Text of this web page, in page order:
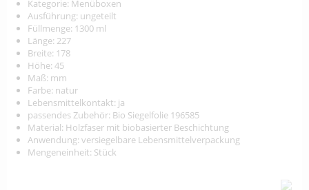
Kategorie: Menüboxen
Ausführung: ungeteilt
Füllmenge: 1300 ml
Länge: 227
Breite: 178
Höhe: 45
Maß: mm
Farbe: natur
Lebensmittelkontakt: ja
passendes Zubehör: Bio Siegelfolie 196585
Material: Holzfaser mit biobasierter Beschichtung
Anwendung: versiegelbare Lebensmittelverpackung
Mengeneinheit: Stück